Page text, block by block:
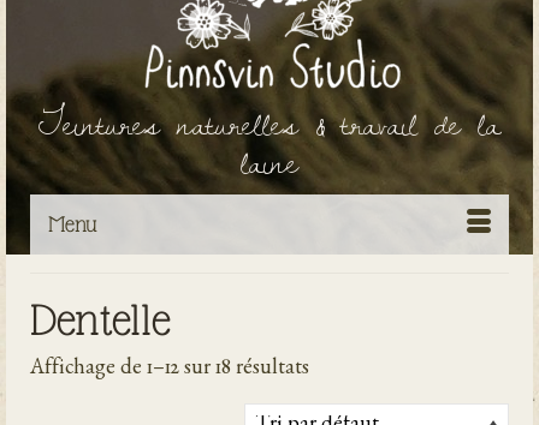
Teintures naturelles & travail de la
laine
Menu
Dentelle
Affichage de 1–12 sur 18 résultats